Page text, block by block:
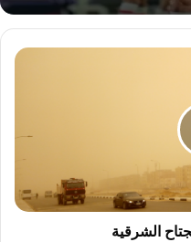
الشرقية